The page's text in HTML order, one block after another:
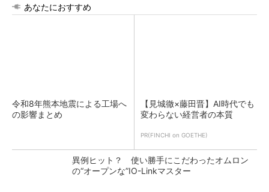
あなたにおすすめ
令和8年熊本地震による工場へ
の影響まとめ
【見城徹×藤田晋】AI時代でも
変わらない経営者の本質
PR(FINCHI on GOETHE)
異例ヒット？ 使い勝手にこだわったオムロン
の“オープンな”IO-Linkマスター